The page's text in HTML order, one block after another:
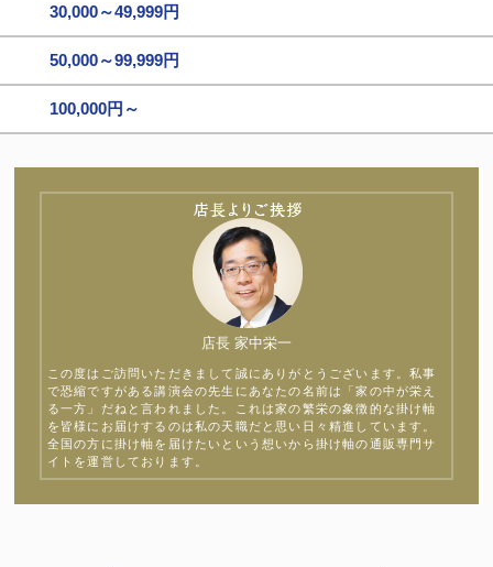
30,000～49,999円
50,000～99,999円
100,000円～
店長 家中栄一
この度はご訪問いただきまして誠にありがとうございます。私事
で恐縮ですがある講演会の先生にあなたの名前は「家の中が栄え
る一方」だねと言われました。これは家の繁栄の象徴的な掛け軸
を皆様にお届けするのは私の天職だと思い日々精進しています。
全国の方に掛け軸を届けたいという想いから掛け軸の通販専門サ
イトを運営しております。